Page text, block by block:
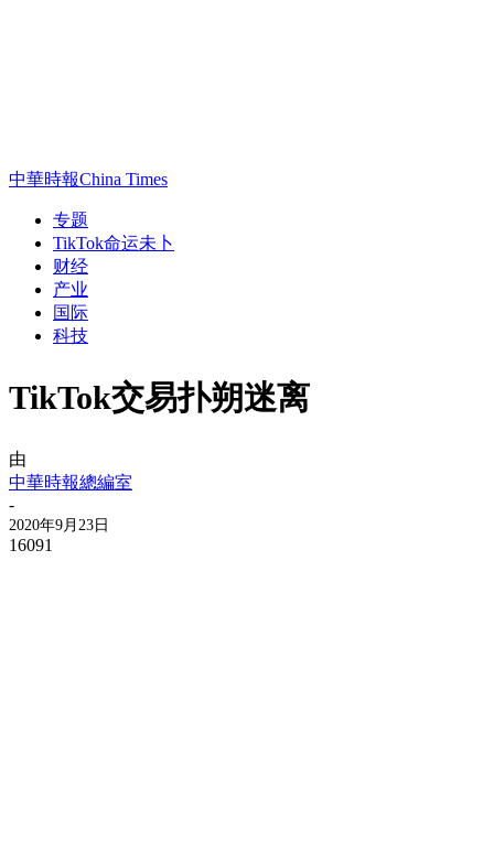
中華時報China Times
专题
TikTok命运未卜
财经
产业
国际
科技
TikTok交易扑朔迷离
由
中華時報總編室
-
2020年9月23日
16091